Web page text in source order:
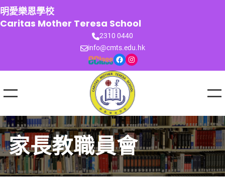
跳
至
主
明愛樂恩學校
Caritas Mother Teresa School
2310 0440
info@cmts.edu.hk
Facebook Instagram
家長教職員會